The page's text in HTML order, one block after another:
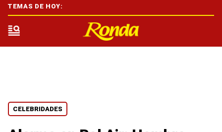
CELEBRIDADES
TEMAS DE HOY: